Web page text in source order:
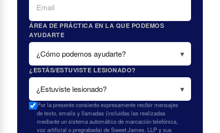
ÁREA DE PRÁCTICA EN LA QUE PODEMOS
AYUDARTE
¿ESTÁS/ESTUVISTE LESIONADO?
Por la presente consiento expresamente recibir mensajes
de texto, emails y llamadas (incluidas las realizadas
mediante un sistema automático de marcación telefónica,
voz artificial o pregrabada) de Sweet James, LLP y sus